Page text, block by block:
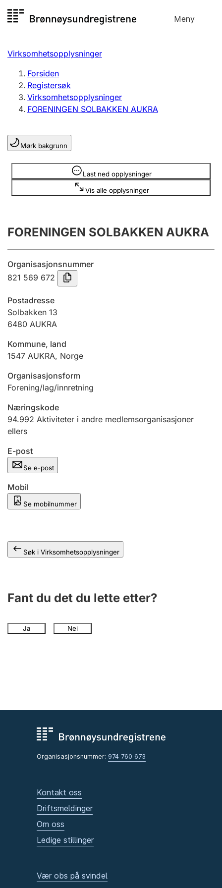
til
Meny
Registersøk
Aksjeselskap
Enkeltpersonforetak
Registrere, endre, slette
Lag og forening
Registrere, endre, slette
Årsregnskap
Innsending og forsinkelsesgebyr
Tinglysing
Jeger
Ektepaktveileder
Offentlig sektor
Andre tema
Virksomhetsopplysninger
Forsiden
Registersøk
Virksomhetsopplysninger
FORENINGEN SOLBAKKEN AUKRA
Mørk bakgrunn
Last ned opplysninger
Vis alle opplysninger
Opplysninger er skjult
FORENINGEN SOLBAKKEN AUKRA
Organisasjonsnummer
821 569 672
Postadresse
Solbakken 13
6480 AUKRA
Kommune, land
1547 AUKRA, Norge
Organisasjonsform
Forening/lag/innretning
Næringskode
94.992 Aktiviteter i andre medlemsorganisasjoner
ellers
E-post
Se e-post
Mobil
Se mobilnummer
Søk i Virksomhetsopplysninger
Fant du det du lette etter?
Ja Nei
Organisasjonsnummer: 974 760 673
Kontakt oss
Driftsmeldinger
Om oss
Ledige stillinger
Vær obs på svindel